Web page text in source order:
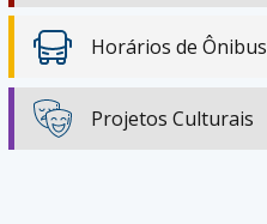
Horários de Ônibus
Projetos Culturais